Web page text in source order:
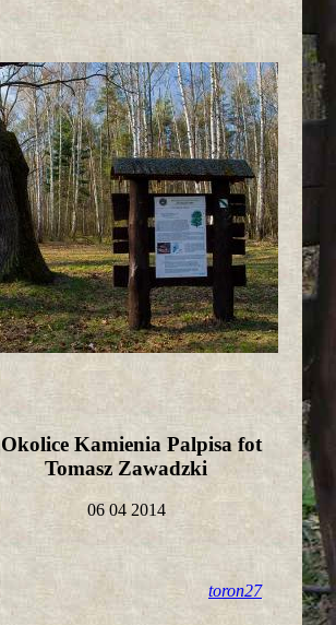
Okolice Kamienia Palpisa fot
Tomasz Zawadzki
06 04 2014
toron27